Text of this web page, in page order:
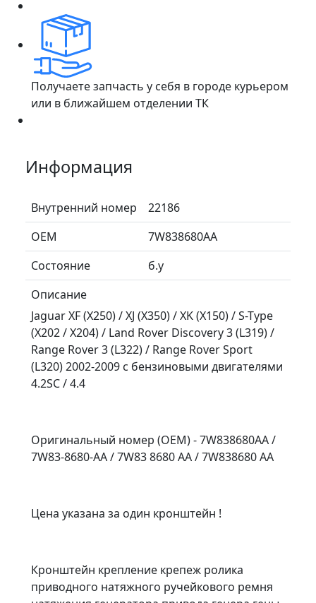
Получаете запчасть у себя в городе курьером
или в ближайшем отделении ТК
Информация
Внутренний номер
22186
ОЕМ
7W838680AA
Состояние
б.у
Описание
Jaguar XF (X250) / XJ (X350) / XK (X150) / S-Type
(X202 / X204) / Land Rover Discovery 3 (L319) /
Range Rover 3 (L322) / Range Rover Sport
(L320) 2002-2009 с бензиновыми двигателями
4.2SC / 4.4
Оригинальный номер (OEM) - 7W838680AA /
7W83-8680-AA / 7W83 8680 AA / 7W838680 AA
Цена указана за один кронштейн !
Кронштейн крепление крепеж ролика
приводного натяжного ручейкового ремня